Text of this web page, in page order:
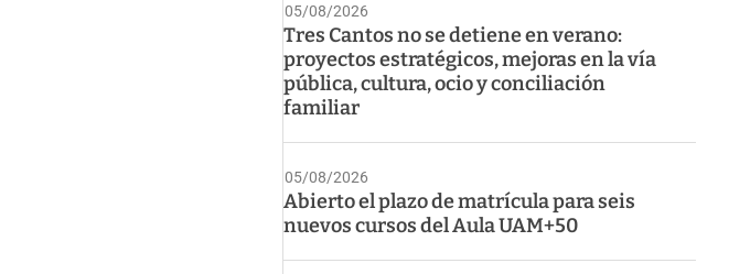
05/08/2026
Tres Cantos no se detiene en verano:
proyectos estratégicos, mejoras en la vía
pública, cultura, ocio y conciliación
familiar
05/08/2026
Abierto el plazo de matrícula para seis
nuevos cursos del Aula UAM+50